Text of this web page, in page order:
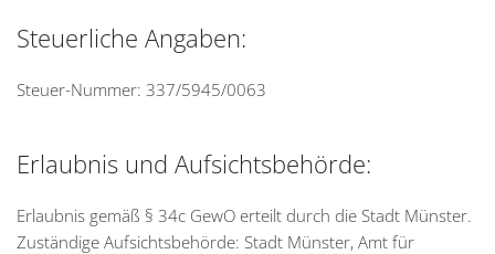
Steuerliche Angaben:
Steuer-Nummer: 337/5945/0063
Erlaubnis und Aufsichtsbehörde:
Erlaubnis gemäß § 34c GewO erteilt durch die Stadt Münster.
Zuständige Aufsichtsbehörde: Stadt Münster, Amt für